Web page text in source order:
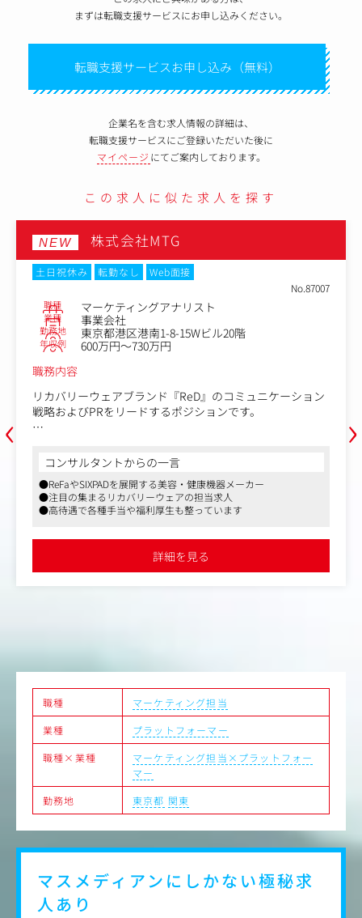
まずは転職支援サービスにお申し込みください。
転職支援サービスお申し込み（無料）
企業名を含む求人情報の詳細は、
転職支援サービスにご登録いただいた後に
マイページ にてご案内しております。
この求人に似た求人を探す
‹
NEW 株式会社サイバーエージェント
土日祝休み 在宅・リモートワーク
No.86975
職種 アニメビジネスオープンポジション
業種 デジタルエージェンシー
勤務地 東京都渋谷区宇田川町４０－１
年収例
504万円～800万円
職務内容
【ABEMAは、2026年で開局10周年を迎える、大事なフェー
ズです。】
によって2016年に設立され、「新しい未来のテレビ」とし
て幅広いジャンルのコンテンツを視聴者に提供していま
す。ニュース、スポーツ、アニメ、バラエティなど、幅広
いジャンルをを24時間365日「無料」で楽しめるだけでな
く、ABEMAならではのオリジナルコンテンツやスポーツの
私たちは、リアルタイム配信とオンデマンド視聴を組み合
直近ではアニメや縦読み漫画や実写ドラマ、2.5次元舞台と
いった分野にも事業領域を広げ、全世界に感動と熱狂を届
けるコンテンツ作りに力を入れております。
ご経験やご希望、適性を踏まえ、まずは【企画・宣伝・プ
ロモーション・分析・制作】などの領域からスタートしま
す。
【主な業務内容】
・戦略策定・マーケティング
-国内外に向けたマーケティングプランの立案と施策実行
・宣伝・プロモーション
-デジタル／オフラインを横断したプロモーションの戦略
設計と実行
コンサルタントからの一言
●インターネットテレビ局やスマートフォンを活用した新規事業
を次々に開発し、インターネット業界の雄として、国内を代表す
る企業に成長した企業です
●週2日リモート可能、女性活躍促進制度、どこでもルール（勤
続年数が丸5年以上の正社員に月5万円の家賃補助）など、ユニー
クで充実した福利厚生も魅力です
詳細を見る
›
職種
マーケティング担当
業種
プラットフォーマー
職種×業種
マーケティング担当×プラットフォー
マー
勤務地
東京都 関東
マスメディアンにしかない極秘求
人あり